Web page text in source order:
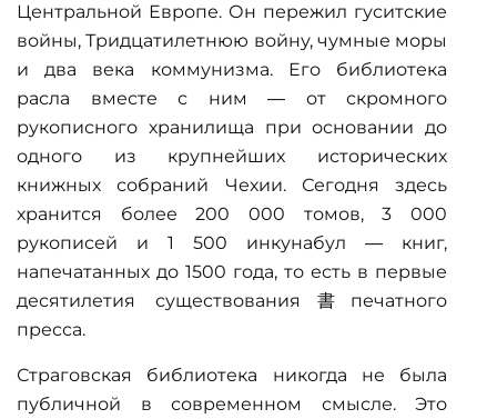
Центральной Европе. Он пережил гуситские
войны, Тридцатилетнюю войну, чумные моры
и два века коммунизма. Его библиотека
расла вместе с ним — от скромного
рукописного хранилища при основании до
одного из крупнейших исторических
книжных собраний Чехии. Сегодня здесь
хранится более 200 000 томов, 3 000
рукописей и 1 500 инкунабул — книг,
напечатанных до 1500 года, то есть в первые
десятилетия существования書печатного
пресса.
Страговская библиотека никогда не была
публичной в современном смысле. Это